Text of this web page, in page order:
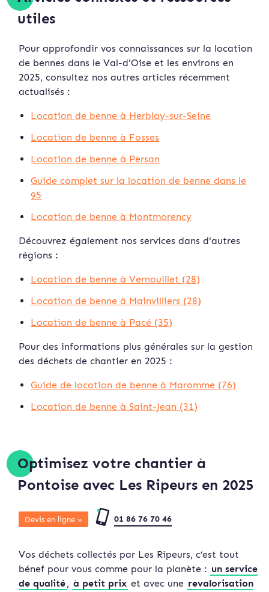
utiles
Pour approfondir vos connaissances sur la location
de bennes dans le Val-d'Oise et les environs en
2025, consultez nos autres articles récemment
actualisés :
Location de benne à Herblay-sur-Seine
Location de benne à Fosses
Location de benne à Persan
Guide complet sur la location de benne dans le
95
Location de benne à Montmorency
Découvrez également nos services dans d'autres
régions :
Location de benne à Vernouillet (28)
Location de benne à Mainvilliers (28)
Location de benne à Pacé (35)
Pour des informations plus générales sur la gestion
des déchets de chantier en 2025 :
Guide de location de benne à Maromme (76)
Location de benne à Saint-Jean (31)
Optimisez votre chantier à
Pontoise avec Les Ripeurs en 2025
Devis en ligne » 01 86 76 70 46
Vos déchets collectés par Les Ripeurs, c’est tout
bénef pour vous comme pour la planète : un service
de qualité, à petit prix et avec une revalorisation